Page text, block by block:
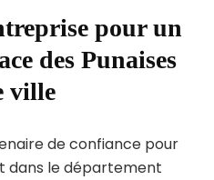
pour un
des Punaises
ville
de confiance pour
dans le département